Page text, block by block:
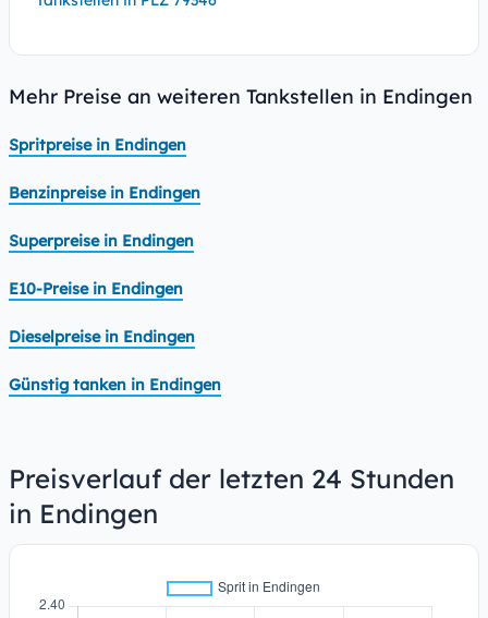
Mehr Preise an weiteren Tankstellen in Endingen
Spritpreise in Endingen
Benzinpreise in Endingen
Superpreise in Endingen
E10-Preise in Endingen
Dieselpreise in Endingen
Günstig tanken in Endingen
Preisverlauf der letzten 24 Stunden
in Endingen